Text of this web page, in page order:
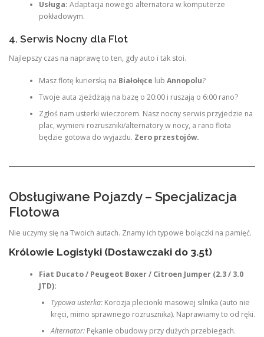
Usługa: Adaptacja nowego alternatora w komputerze
pokładowym.
4. Serwis Nocny dla Flot
Najlepszy czas na naprawę to ten, gdy auto i tak stoi.
Masz flotę kurierską na Białołęce lub Annopolu?
Twoje auta zjeżdżają na bazę o 20:00 i ruszają o 6:00 rano?
Zgłoś nam usterki wieczorem. Nasz nocny serwis przyjedzie na
plac, wymieni rozruszniki/alternatory w nocy, a rano flota
będzie gotowa do wyjazdu. Zero przestojów.
Obsługiwane Pojazdy – Specjalizacja
Flotowa
Nie uczymy się na Twoich autach. Znamy ich typowe bolączki na pamięć.
Królowie Logistyki (Dostawczaki do 3.5t)
Fiat Ducato / Peugeot Boxer / Citroen Jumper (2.3 / 3.0
JTD):
Typowa usterka:Korozja plecionki masowej silnika (auto nie
kręci, mimo sprawnego rozrusznika). Naprawiamy to od ręki.
Alternator:Pękanie obudowy przy dużych przebiegach.